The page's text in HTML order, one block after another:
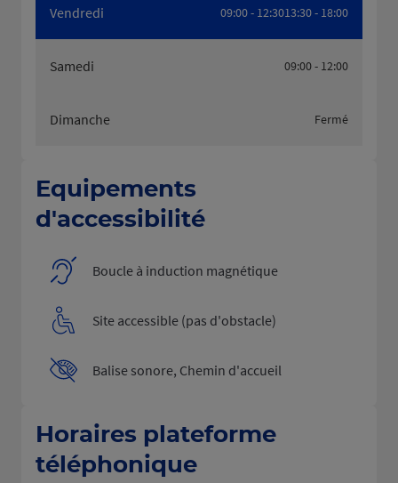
Vendredi 09:00 - 12:3013:30 - 18:00
Samedi 09:00 - 12:00
Dimanche Fermé
Equipements
d'accessibilité
Boucle à induction magnétique
Site accessible (pas d'obstacle)
Balise sonore, Chemin d'accueil
Horaires plateforme
téléphonique